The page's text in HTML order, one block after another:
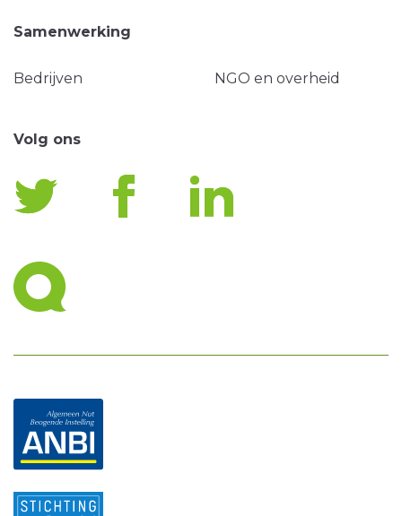
Samenwerking
Bedrijven NGO en overheid
Volg ons